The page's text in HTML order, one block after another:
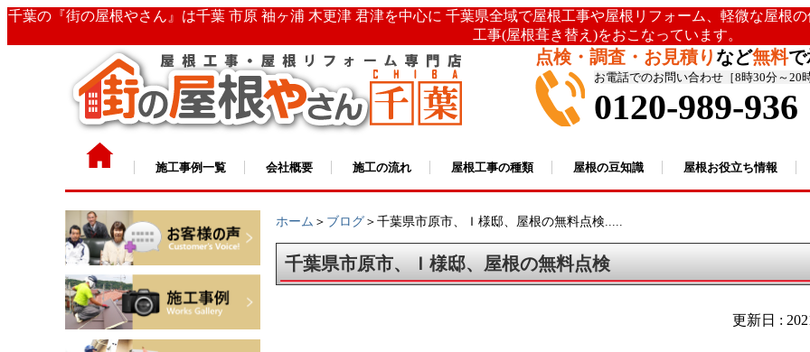
千葉の『街の屋根やさん』は千葉 市原 袖ヶ浦 木更津 君津を中心に 千葉県全域で屋根工事や屋根リフォーム、軽微な屋根
工事(屋根葺き替え)をおこなっています。
点検・調査・お見積りなど無料で
お電話でのお問い合わせ［8時30分～20
0120-989-936
施工事例一覧 会社概要 施工の流れ 屋根工事の種類 屋根の豆知識 屋根お役立ち情報
ホーム ＞ ブログ ＞千葉県市原市、Ｉ様邸、屋根の無料点検.....
千葉県市原市、Ｉ様邸、屋根の無料点検
更新日 :